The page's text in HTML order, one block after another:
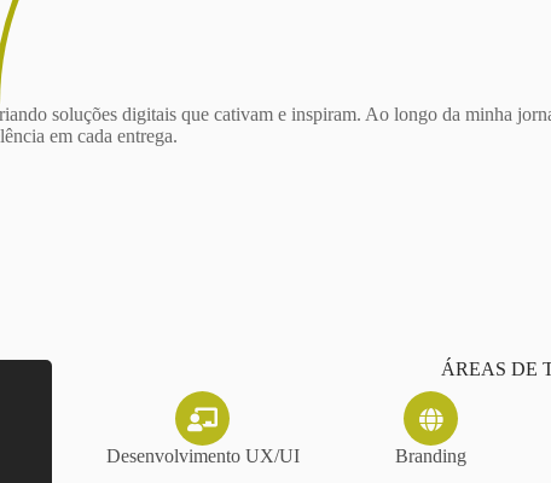
soluções digitais que cativam e inspiram. Ao longo da minha
em cada entrega.
ÁREAS DE
Desenvolvimento UX/UI Branding